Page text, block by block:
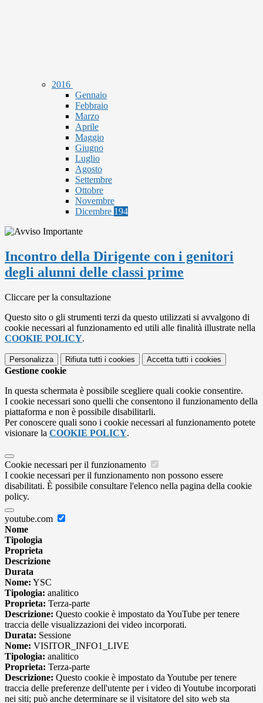
2016
Gennaio
Febbraio
Marzo
Aprile
Maggio
Giugno
Luglio
Agosto
Settembre
Ottobre
Novembre
Dicembre 194
Incontro della Dirigente con i genitori
degli alunni delle classi prime
Cliccare per la consultazione
Questo sito o gli strumenti terzi da questo utilizzati si avvalgono di
cookie necessari al funzionamento ed utili alle finalità illustrate nella
COOKIE POLICY.
Personalizza Rifiuta tutti i cookies Accetta tutti i cookies
Gestione cookie
In questa schermata è possibile scegliere quali cookie consentire.
I cookie necessari sono quelli che consentono il funzionamento della
piattaforma e non è possibile disabilitarli.
Per conoscere quali sono i cookie necessari al funzionamento potete
visionare la COOKIE POLICY.
Cookie necessari per il funzionamento
I cookie necessari per il funzionamento non possono essere
disabilitati. È possibile consultare l'elenco nella pagina della cookie
policy.
youtube.com
Nome
Tipologia
Proprieta
Descrizione
Durata
Nome: YSC
Tipologia: analitico
Proprieta: Terza-parte
Descrizione: Questo cookie è impostato da YouTube per tenere
traccia delle visualizzazioni dei video incorporati.
Durata: Sessione
Nome: VISITOR_INFO1_LIVE
Tipologia: analitico
Proprieta: Terza-parte
Descrizione: Questo cookie è impostato da Youtube per tenere
traccia delle preferenze dell'utente per i video di Youtube incorporati
nei siti; può anche determinare se il visitatore del sito web sta